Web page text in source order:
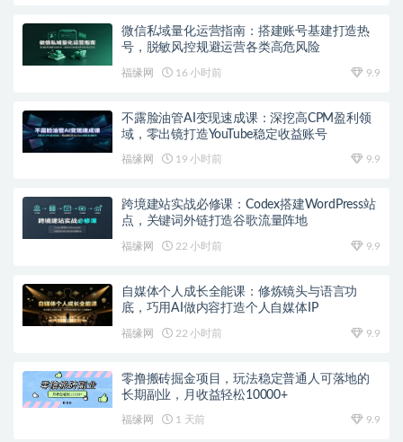
微信私域量化运营指南：搭建账号基建打造热
号，脱敏风控规避运营各类高危风险
福缘网 16 小时前 9.9
不露脸油管AI变现速成课：深挖高CPM盈利领
域，零出镜打造YouTube稳定收益账号
福缘网 19 小时前 9.9
跨境建站实战必修课：Codex搭建WordPress站
点，关键词外链打造谷歌流量阵地
福缘网 22 小时前 9.9
自媒体个人成长全能课：修炼镜头与语言功
底，巧用AI做内容打造个人自媒体IP
福缘网 22 小时前 9.9
零撸搬砖掘金项目，玩法稳定普通人可落地的
长期副业，月收益轻松10000+
福缘网 1 天前 9.9